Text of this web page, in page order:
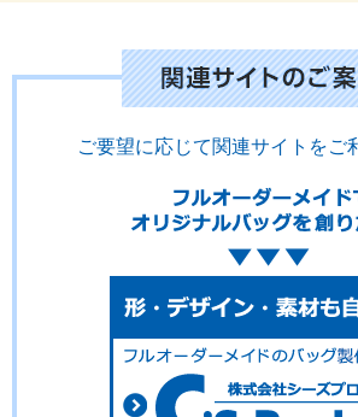
ご要望に応じて関連サイトをご